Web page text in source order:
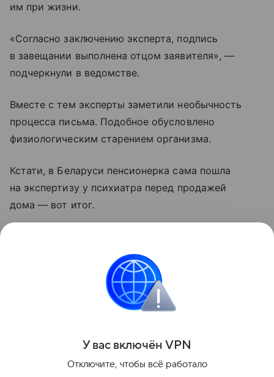
им при жизни.
«Согласно заключению эксперта, подпись
в завещании выполнена отцом заявителя», —
подчеркнули в ведомстве.
Вместе с тем эксперты заметили необычность
процесса письма. Подобное обусловлено
физиологическим старением организма.
Кстати, в Беларуси пенсионерка сама пошла
на экспертизу у психиатра перед продажей
дома — вот итог.
по документу матери без текста из-за наследства.
А еще суд лишил белоруса права на квартиру
после смерти его жены.
Поделиться
У вас включён VPN
Отключите, чтобы всё работало